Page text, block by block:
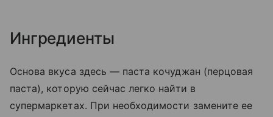
Ингредиенты
Основа вкуса здесь — паста кочуджан (перцовая
паста), которую сейчас легко найти в
супермаркетах. При необходимости замените ее